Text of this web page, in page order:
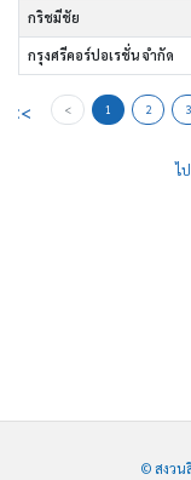
กริชมีชัย
กรุงศรีคอร์ปอเรชั่น จำกัด
<< < 1 2 3
ไ
© สงวน